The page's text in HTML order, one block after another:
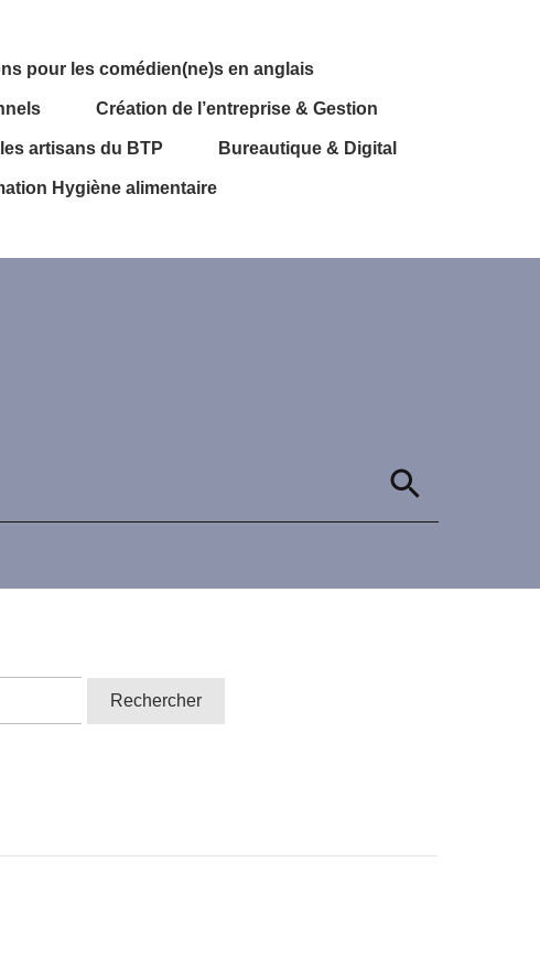
pour les comédien(ne)s en anglais
Création de l’entreprise & Gestion
artisans du BTP Bureautique & Digital
Hygiène alimentaire